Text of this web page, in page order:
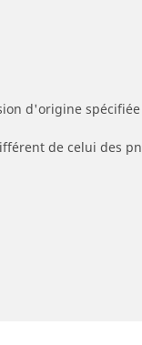
d'origine
de celui des